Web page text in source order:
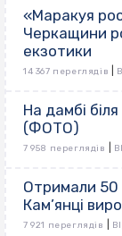
«Маракуя
Черкащини
екзотики
14 367 переглядів
На дамбі
(ФОТО)
7 958 переглядів
Отримали
Кам’янці
7 921 переглядів